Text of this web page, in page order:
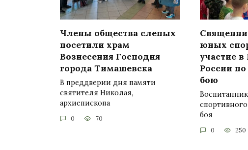
Члены общества слепых
посетили храм
Вознесения Господня
города Тимашевска
В преддверии дня памяти
святителя Николая,
архиепископа
0 70
юных
участие в
России
бою
боя
0 250